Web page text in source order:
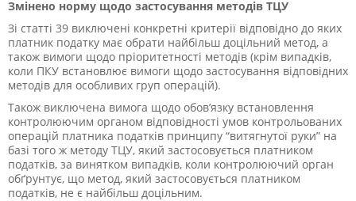
Змінено норму щодо застосування методів ТЦУ
Зі статті 39 виключені конкретні критерії відповідно до яких
платник податку має обрати найбільш доцільний метод, а
також вимоги щодо пріоритетності методів (крім випадків,
коли ПКУ встановлює вимоги щодо застосування відповідних
методів для особливих груп операцій).
Також виключена вимога щодо обов’язку встановлення
контролюючим органом відповідності умов контрольованих
операцій платника податків принципу “витягнутої руки” на
базі того ж методу ТЦУ, який застосовується платником
податків, за винятком випадків, коли контролюючий орган
обґрунтує, що метод, який застосовується платником
податків, не є найбільш доцільним.